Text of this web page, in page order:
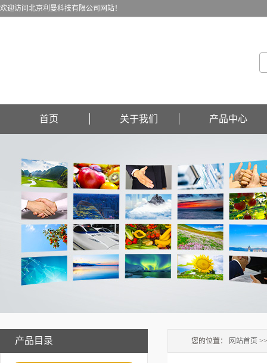
欢迎访问北京利曼科技有限公司网站！
首页 关于我们 产品中心
产品目录 您的位置： 网站首页